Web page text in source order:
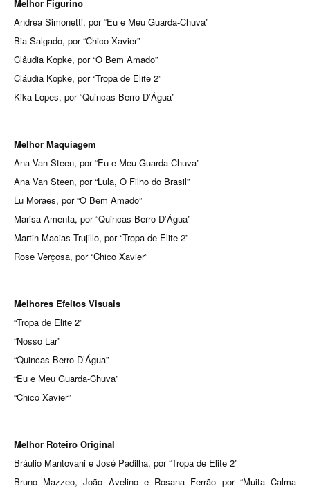
Melhor Figurino
Andrea Simonetti, por “Eu e Meu Guarda-Chuva”
Bia Salgado, por “Chico Xavier”
Clâudia Kopke, por “O Bem Amado”
Cláudia Kopke, por “Tropa de Elite 2”
Kika Lopes, por “Quincas Berro D’Água”
Melhor Maquiagem
Ana Van Steen, por “Eu e Meu Guarda-Chuva”
Ana Van Steen, por “Lula, O Filho do Brasil”
Lu Moraes, por “O Bem Amado”
Marisa Amenta, por “Quincas Berro D’Água”
Martin Macias Trujillo, por “Tropa de Elite 2”
Rose Verçosa, por “Chico Xavier”
Melhores Efeitos Visuais
“Tropa de Elite 2”
“Nosso Lar”
“Quincas Berro D’Água”
“Eu e Meu Guarda-Chuva”
“Chico Xavier”
Melhor Roteiro Original
Bráulio Mantovani e José Padilha, por “Tropa de Elite 2”
Bruno Mazzeo, João Avelino e Rosana Ferrão por “Muita Calma